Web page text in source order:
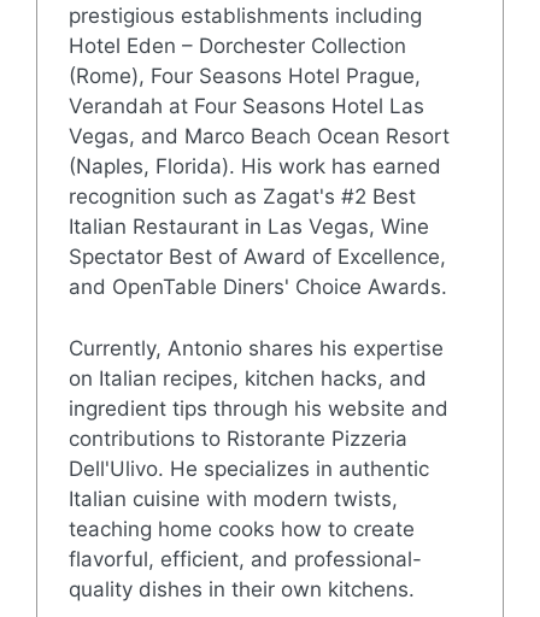
prestigious establishments including
Hotel Eden – Dorchester Collection
(Rome), Four Seasons Hotel Prague,
Verandah at Four Seasons Hotel Las
Vegas, and Marco Beach Ocean Resort
(Naples, Florida). His work has earned
recognition such as Zagat's #2 Best
Italian Restaurant in Las Vegas, Wine
Spectator Best of Award of Excellence,
and OpenTable Diners' Choice Awards.
Currently, Antonio shares his expertise
on Italian recipes, kitchen hacks, and
ingredient tips through his website and
contributions to Ristorante Pizzeria
Dell'Ulivo. He specializes in authentic
Italian cuisine with modern twists,
teaching home cooks how to create
flavorful, efficient, and professional-
quality dishes in their own kitchens.